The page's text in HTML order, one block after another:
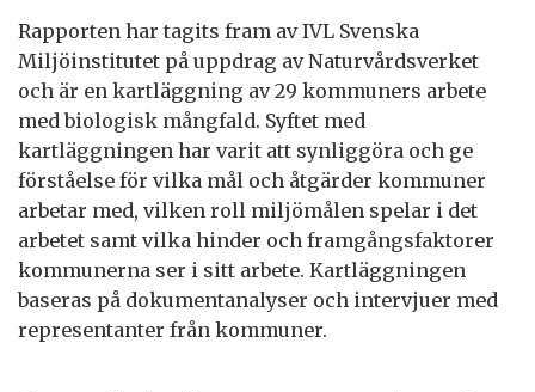
Rapporten har tagits fram av IVL Svenska
Miljöinstitutet på uppdrag av Naturvårdsverket
och är en kartläggning av 29 kommuners arbete
med biologisk mångfald. Syftet med
kartläggningen har varit att synliggöra och ge
förståelse för vilka mål och åtgärder kommuner
arbetar med, vilken roll miljömålen spelar i det
arbetet samt vilka hinder och framgångsfaktorer
kommunerna ser i sitt arbete. Kartläggningen
baseras på dokumentanalyser och intervjuer med
representanter från kommuner.